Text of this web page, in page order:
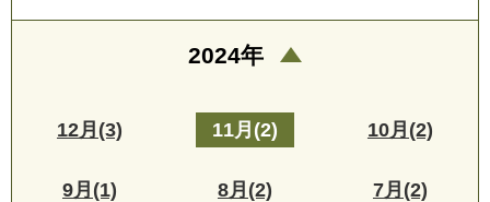
2024年
12月(3) 11月(2) 10月(2)
9月(1) 8月(2) 7月(2)